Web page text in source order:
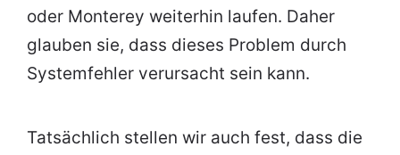
oder Monterey weiterhin laufen. Daher
glauben sie, dass dieses Problem durch
Systemfehler verursacht sein kann.
Tatsächlich stellen wir auch fest, dass die